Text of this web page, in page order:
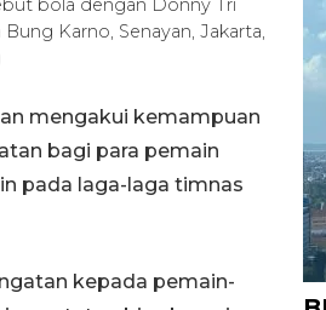
bola dengan Donny Tri
Karno, Senayan, Jakarta,
mengakui kemampuan
bagi para pemain
pada laga-laga timnas
kepada pemain-